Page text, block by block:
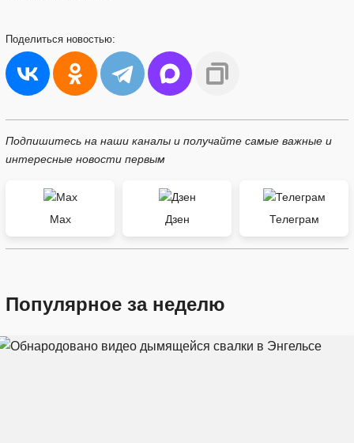
Поделиться новостью:
Подпишитесь на наши каналы и получайте самые важные и
интересные новости первым
Max Дзен Телеграм
Популярное за неделю